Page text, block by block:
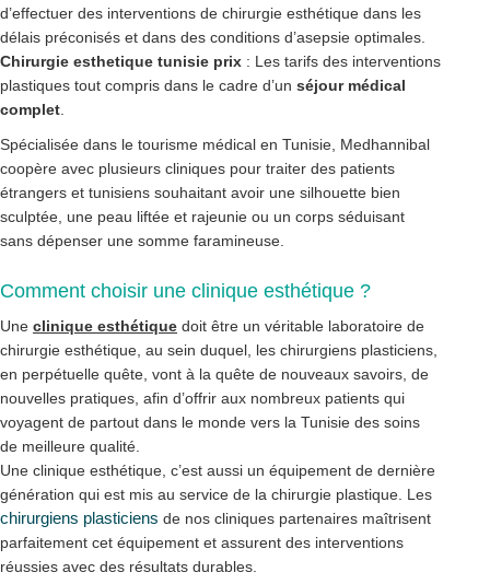
d’effectuer des interventions de chirurgie esthétique dans les
délais préconisés et dans des conditions d’asepsie optimales.
Chirurgie esthetique tunisie prix : Les tarifs des interventions
plastiques tout compris dans le cadre d’un séjour médical
complet
Spécialisée dans le tourisme médical en Tunisie, Medhannibal
coopère avec plusieurs cliniques pour traiter des patients
étrangers et tunisiens souhaitant avoir une silhouette bien
sculptée, une peau liftée et rajeunie ou un corps séduisant
sans dépenser une somme faramineuse.
Comment choisir une clinique esthétique ?
Une clinique esthétique doit être un véritable laboratoire de
chirurgie esthétique, au sein duquel, les chirurgiens plasticiens,
en perpétuelle quête, vont à la quête de nouveaux savoirs, de
nouvelles pratiques, afin d’offrir aux nombreux patients qui
voyagent de partout dans le monde vers la Tunisie des soins
de meilleure qualité.
Une clinique esthétique, c’est aussi un équipement de dernière
génération qui est mis au service de la chirurgie plastique. Les
chirurgiens plasticiens de nos cliniques partenaires maîtrisent
parfaitement cet équipement et assurent des interventions
réussies avec des résultats durables.